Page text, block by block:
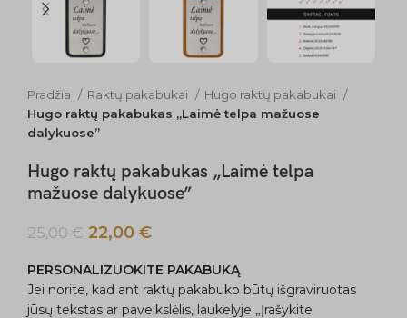
Pradžia Raktų pakabukai
Hugo raktų pakabukai
Hugo raktų pakabukas „Laimė telpa mažuose
dalykuose”
Hugo raktų pakabukas „Laimė telpa
mažuose dalykuose”
25,00€ 22,00 €
PERSONALIZUOKITE PAKABUKĄ
Jei norite, kad ant raktų pakabuko būtų išgraviruotas
jūsų tekstas ar paveikslėlis, laukelyje „Įrašykite